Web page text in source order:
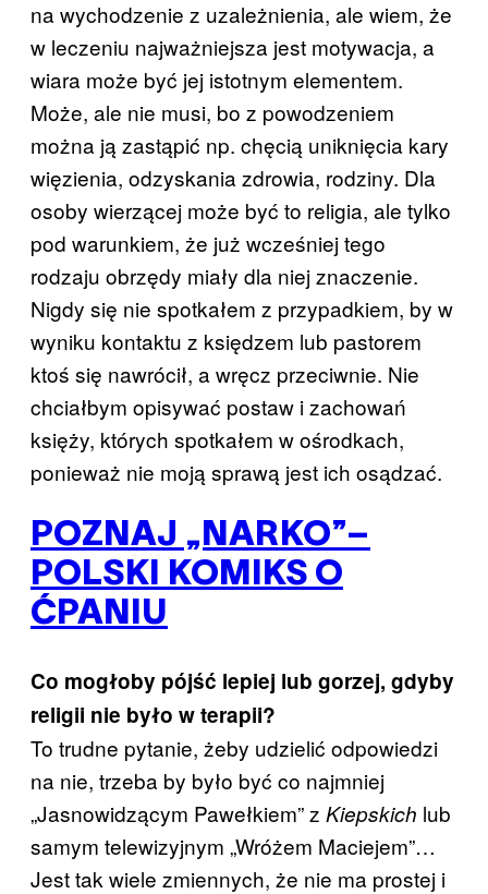
na wychodzenie z uzależnienia, ale wiem, że
w leczeniu najważniejsza jest motywacja, a
wiara może być jej istotnym elementem.
Może, ale nie musi, bo z powodzeniem
można ją zastąpić np. chęcią uniknięcia kary
więzienia, odzyskania zdrowia, rodziny. Dla
osoby wierzącej może być to religia, ale tylko
pod warunkiem, że już wcześniej tego
rodzaju obrzędy miały dla niej znaczenie.
Nigdy się nie spotkałem z przypadkiem, by w
wyniku kontaktu z księdzem lub pastorem
ktoś się nawrócił, a wręcz przeciwnie. Nie
chciałbym opisywać postaw i zachowań
księży, których spotkałem w ośrodkach,
ponieważ nie moją sprawą jest ich osądzać.
POZNAJ „NARKO”–
POLSKI KOMIKS O
ĆPANIU
Co mogłoby pójść lepiej lub gorzej, gdyby
religii nie było w terapii?
To trudne pytanie, żeby udzielić odpowiedzi
na nie, trzeba by było być co najmniej
„Jasnowidzącym Pawełkiem” z Kiepskich lub
samym telewizyjnym „Wróżem Maciejem”…
Jest tak wiele zmiennych, że nie ma prostej i